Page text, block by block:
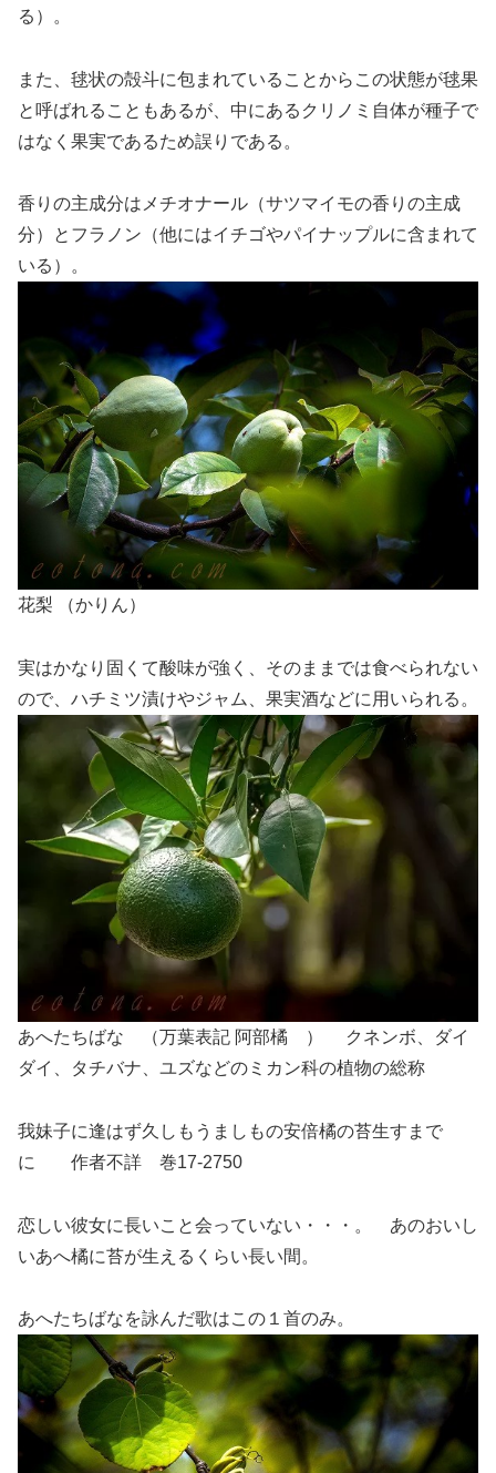
る）。
また、毬状の殻斗に包まれていることからこの状態が毬果
と呼ばれることもあるが、中にあるクリノミ自体が種子で
はなく果実であるため誤りである。
香りの主成分はメチオナール（サツマイモの香りの主成
分）とフラノン（他にはイチゴやパイナップルに含まれて
いる）。
花梨 （かりん）
実はかなり固くて酸味が強く、そのままでは食べられない
ので、ハチミツ漬けやジャム、果実酒などに用いられる。
あへたちばな （万葉表記 阿部橘 ） クネンボ、ダイ
ダイ、タチバナ、ユズなどのミカン科の植物の総称
我妹子に逢はず久しもうましもの安倍橘の苔生すまで
に 作者不詳 巻17-2750
恋しい彼女に長いこと会っていない・・・。 あのおいし
いあへ橘に苔が生えるくらい長い間。
あへたちばなを詠んだ歌はこの１首のみ。